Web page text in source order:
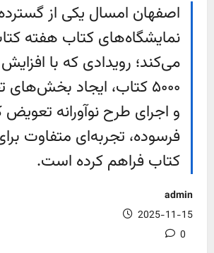
اصفهان امسال یکی از
نمایشگاه‌های کتاب هفته کتاب
می‌کند؛ رویدادی که با افزایش
۵۰۰۰ کتاب، ایجاد بخش‌های
و اجرای طرح نوآورانه
فرسوده، تجربه‌ای متفاوت
کتاب فراهم کرده است.
admin
2025-11-15